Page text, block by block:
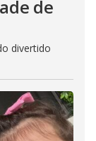
de
divertido